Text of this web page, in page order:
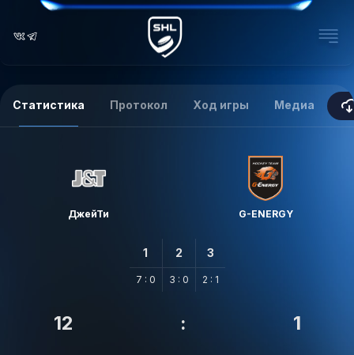
Статистика Протокол Ход игры Медиа
ДжейТи G-ENERGY
1
7 : 0
2
3 : 0
3
2 : 1
12 : 1